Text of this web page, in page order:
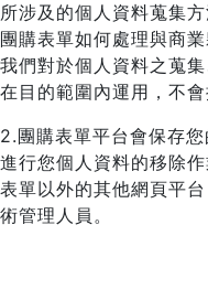
所涉及的個人資料蒐集
團購表單如何處理與商
我們對於個人資料之蒐
在目的範圍內運用，不
2.團購表單平台會保存
進行您個人資料的移除
表單以外的其他網頁平
術管理人員。